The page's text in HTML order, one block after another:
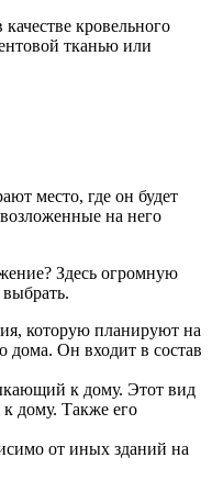
кровельного
тканью или
место, где он будет
на него
Здесь огромную
которую планируют на
дома. Он входит в состав
к дому. Этот вид
дому. Также его
от иных зданий на